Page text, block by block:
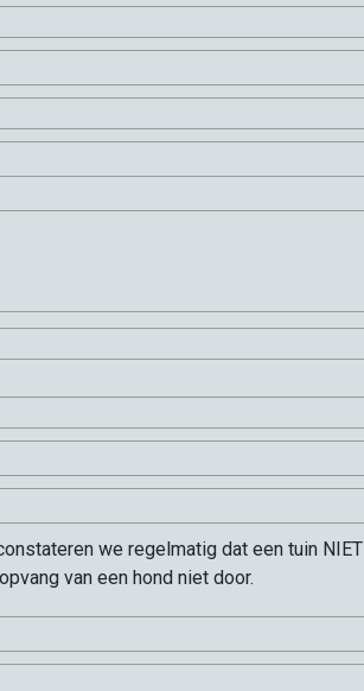
we regelmatig dat een tuin NIET
van een hond niet door.